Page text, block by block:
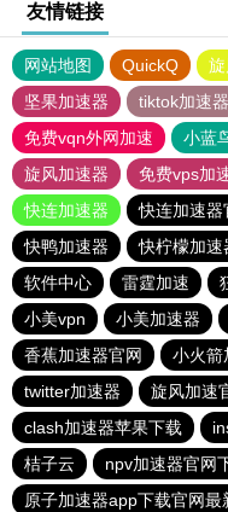
友情链接
网站地图 QuickQ
坚果加速器
tiktok加速器
免费vqn外网加速
小蓝
旋风加速器
免费vps加
快连加速器
快连加速器
快鸭加速器
快柠檬加速
软件中心
雷霆加速
小美vpn
小美加速器
香蕉加速器官网
小火箭
twitter加速器
旋风加速
clash加速器苹果下载
桔子云
npv加速器官网
原子加速器app下载官网最